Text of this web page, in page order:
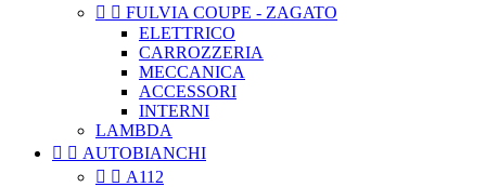
  FULVIA COUPE - ZAGATO
ELETTRICO
CARROZZERIA
MECCANICA
ACCESSORI
INTERNI
LAMBDA
  AUTOBIANCHI
  A112